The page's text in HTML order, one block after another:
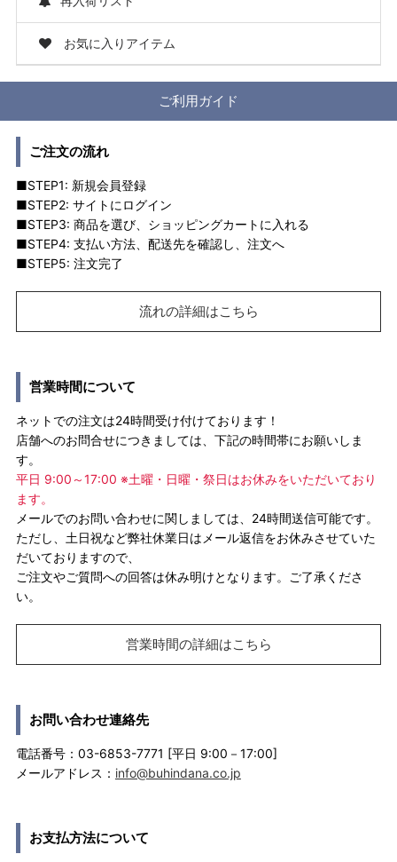
お気に入りアイテム
ご利用ガイド
ご注文の流れ
■STEP1: 新規会員登録
■STEP2: サイトにログイン
■STEP3: 商品を選び、ショッピングカートに入れる
■STEP4: 支払い方法、配送先を確認し、注文へ
■STEP5: 注文完了
流れの詳細はこちら
営業時間について
ネットでの注文は24時間受け付けております！
店舗へのお問合せにつきましては、下記の時間帯にお願いしま
す。
平日 9:00～17:00 ※土曜・日曜・祭日はお休みをいただいており
ます。
メールでのお問い合わせに関しましては、24時間送信可能です。
ただし、土日祝など弊社休業日はメール返信をお休みさせていた
だいておりますので、
ご注文やご質問への回答は休み明けとなります。ご了承くださ
い。
営業時間の詳細はこちら
お問い合わせ連絡先
電話番号：03-6853-7771 [平日 9:00－17:00]
メールアドレス： info@buhindana.co.jp
お支払方法について